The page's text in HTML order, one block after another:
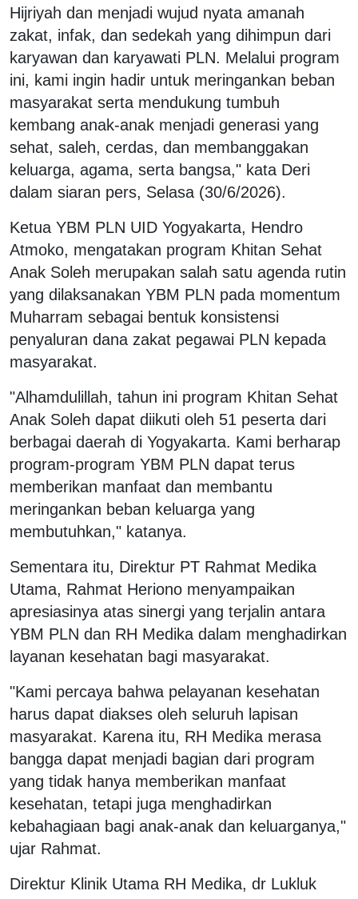
Hijriyah dan menjadi wujud nyata amanah
zakat, infak, dan sedekah yang dihimpun dari
karyawan dan karyawati PLN. Melalui program
ini, kami ingin hadir untuk meringankan beban
masyarakat serta mendukung tumbuh
kembang anak-anak menjadi generasi yang
sehat, saleh, cerdas, dan membanggakan
keluarga, agama, serta bangsa," kata Deri
dalam siaran pers, Selasa (30/6/2026).
Ketua YBM PLN UID Yogyakarta, Hendro
Atmoko, mengatakan program Khitan Sehat
Anak Soleh merupakan salah satu agenda rutin
yang dilaksanakan YBM PLN pada momentum
Muharram sebagai bentuk konsistensi
penyaluran dana zakat pegawai PLN kepada
masyarakat.
"Alhamdulillah, tahun ini program Khitan Sehat
Anak Soleh dapat diikuti oleh 51 peserta dari
berbagai daerah di Yogyakarta. Kami berharap
program-program YBM PLN dapat terus
memberikan manfaat dan membantu
meringankan beban keluarga yang
membutuhkan," katanya.
Sementara itu, Direktur PT Rahmat Medika
Utama, Rahmat Heriono menyampaikan
apresiasinya atas sinergi yang terjalin antara
YBM PLN dan RH Medika dalam menghadirkan
layanan kesehatan bagi masyarakat.
"Kami percaya bahwa pelayanan kesehatan
harus dapat diakses oleh seluruh lapisan
masyarakat. Karena itu, RH Medika merasa
bangga dapat menjadi bagian dari program
yang tidak hanya memberikan manfaat
kesehatan, tetapi juga menghadirkan
kebahagiaan bagi anak-anak dan keluarganya,"
ujar Rahmat.
Direktur Klinik Utama RH Medika, dr Lukluk